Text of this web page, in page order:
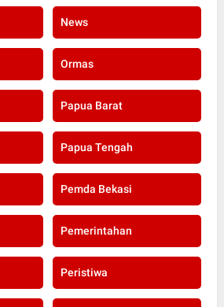
News
Ormas
Papua Barat
Papua Tengah
Pemda Bekasi
Pemerintahan
Peristiwa